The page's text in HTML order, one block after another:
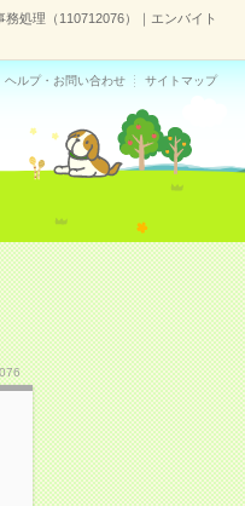
処理（110712076）｜エンバイト
ヘルプ・お問い合わせ サイトマップ